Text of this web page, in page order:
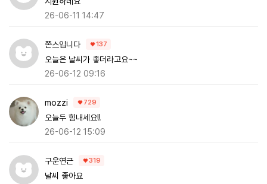
26-06-11 14:47
쫀스입니다 137
오늘은 날씨가 좋더라고요~~
26-06-12 09:16
mozzi 729
오늘두 힘내세요!!
26-06-12 15:09
구운연근 319
날씨 좋아요